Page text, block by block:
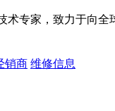
术专家，致力于向
销商 维修信息